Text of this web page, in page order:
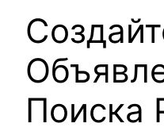
Поиска